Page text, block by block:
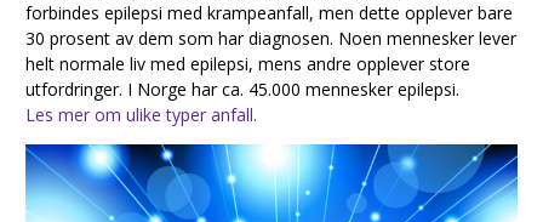
forbindes epilepsi med krampeanfall, men dette opplever bare
30 prosent av dem som har diagnosen. Noen mennesker lever
helt normale liv med epilepsi, mens andre opplever store
utfordringer. I Norge har ca. 45.000 mennesker epilepsi.
Les mer om ulike typer anfall.